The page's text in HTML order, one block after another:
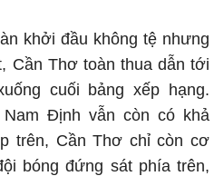
khởi đầu không tệ nhưng
Cần Thơ toàn thua dẫn tới
cuối bảng xếp hạng.
Định vẫn còn có khả
trên, Cần Thơ chỉ còn cơ
bóng đứng sát phía trên,